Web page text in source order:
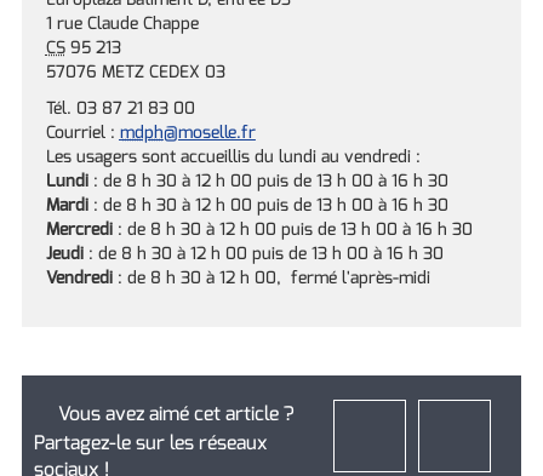
1 rue Claude Chappe
CS95 213
57076 METZ CEDEX 03
Tél. 03 87 21 83 00
Courriel : mdph@moselle.fr
Les usagers sont accueillis du lundi au vendredi :
Lundi: de 8 h 30 à 12 h 00 puis de 13 h 00 à 16 h 30
Mardi: de 8 h 30 à 12 h 00 puis de 13 h 00 à 16 h 30
Mercredi: de 8 h 30 à 12 h 00 puis de 13 h 00 à 16 h 30
Jeudi: de 8 h 30 à 12 h 00 puis de 13 h 00 à 16 h 30
Vendredi: de 8 h 30 à 12 h 00, fermé l'après-midi
Vous avez aimé cet article ?
Partagez-le sur les réseaux
sociaux !